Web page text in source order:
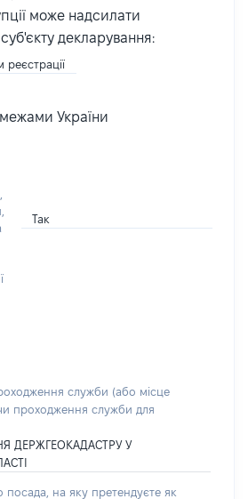
може надсилати
декларування:
реєстрації
межами України
Так
служби (або місце
проходження служби для
ДЕРЖГЕОКАДАСТРУ У
посада, на яку претендуєте як